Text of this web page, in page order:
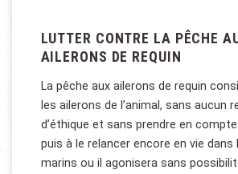
LUTTER CONTRE LA PÊCHE
AILERONS DE REQUIN
La pêche aux ailerons de requin
les ailerons de l’animal, sans aucun
d’éthique et sans prendre en
puis à le relancer encore en vie dans
marins ou il agonisera sans